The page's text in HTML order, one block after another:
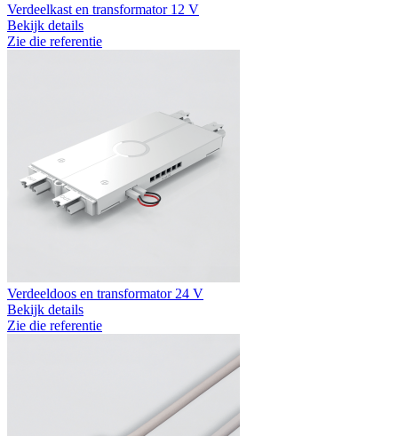
Verdeelkast en transformator 12 V
Bekijk details
Zie die referentie
Verdeeldoos en transformator 24 V
Bekijk details
Zie die referentie